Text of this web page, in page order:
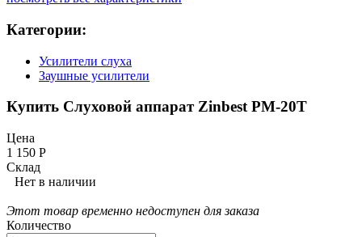
Категории:
Усилители слуха
Заушные усилители
Купить Слуховой аппарат Zinbest РМ-20Т
Цена
1 150 Р
Склад
Нет в наличии
Этот товар временно недоступен для заказа
Количество